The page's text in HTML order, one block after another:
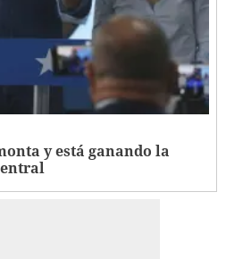
y está ganando la